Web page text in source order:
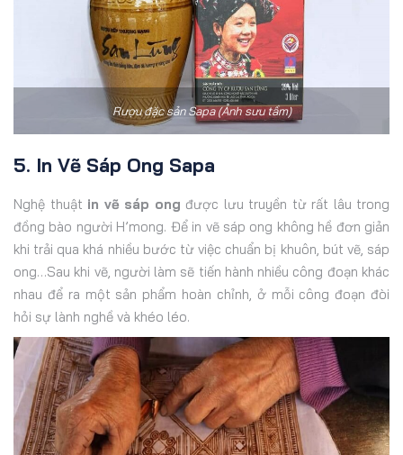
Rượu đặc sản Sapa (Ảnh sưu tầm)
5. In Vẽ Sáp Ong Sapa
Nghệ thuật in vẽ sáp ong được lưu truyền từ rất lâu trong
đồng bào người H’mong. Để in vẽ sáp ong không hề đơn giản
khi trải qua khá nhiều bước từ việc chuẩn bị khuôn, bút vẽ, sáp
ong…Sau khi vẽ, người làm sẽ tiến hành nhiều công đoạn khác
nhau để ra một sản phẩm hoàn chỉnh, ở mỗi công đoạn đòi
hỏi sự lành nghề và khéo léo.